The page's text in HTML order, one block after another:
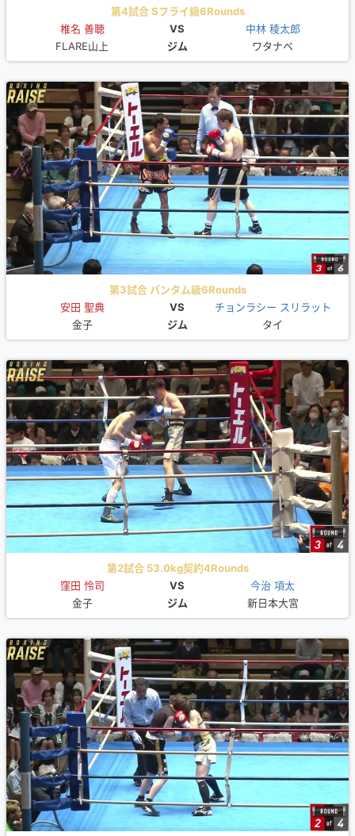
第4試合 Sフライ級6Rounds
椎名 善聴
VS
中林 稜太郎
FLARE山上
ジム ワタナベ
第3試合 バンタム級6Rounds
安田 聖典
VS
チョンラシー スリラット
金子
ジム タイ
第2試合 53.0kg契約4Rounds
窪田 怜司
VS
今治 項太
金子
ジム 新日本大宮